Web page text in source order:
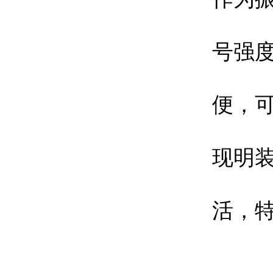
号强
便，
现明
活，